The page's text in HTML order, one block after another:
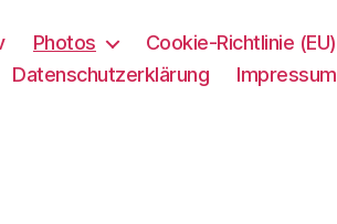
Photos
Cookie-Richtlinie (EU)
Datenschutzerklärung
Impressum